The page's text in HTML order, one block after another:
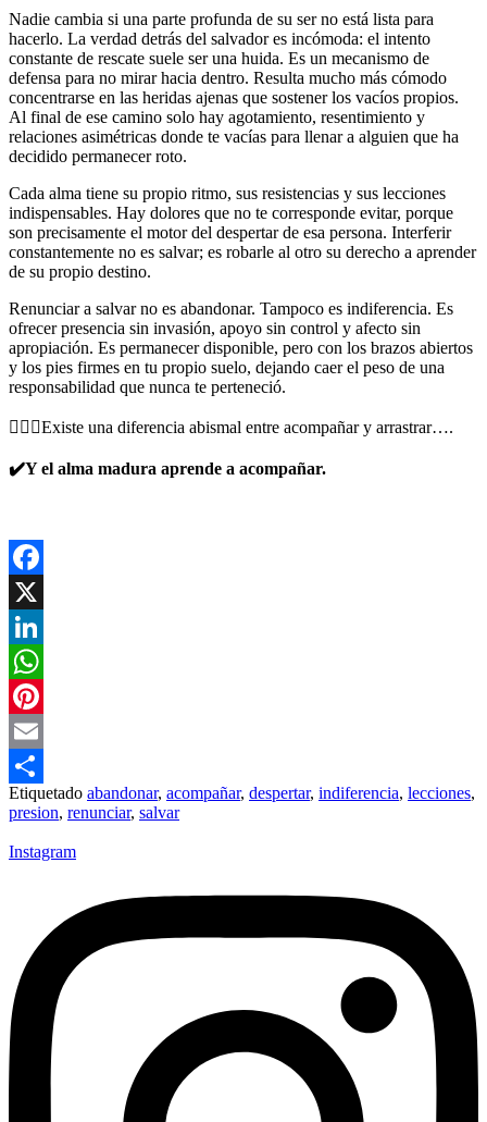
Nadie cambia si una parte profunda de su ser no está lista para
hacerlo. La verdad detrás del salvador es incómoda: el intento
constante de rescate suele ser una huida. Es un mecanismo de
defensa para no mirar hacia dentro. Resulta mucho más cómodo
concentrarse en las heridas ajenas que sostener los vacíos propios.
Al final de ese camino solo hay agotamiento, resentimiento y
relaciones asimétricas donde te vacías para llenar a alguien que ha
decidido permanecer roto.
Cada alma tiene su propio ritmo, sus resistencias y sus lecciones
indispensables. Hay dolores que no te corresponde evitar, porque
son precisamente el motor del despertar de esa persona. Interferir
constantemente no es salvar; es robarle al otro su derecho a aprender
de su propio destino.
Renunciar a salvar no es abandonar. Tampoco es indiferencia. Es
ofrecer presencia sin invasión, apoyo sin control y afecto sin
apropiación. Es permanecer disponible, pero con los brazos abiertos
y los pies firmes en tu propio suelo, dejando caer el peso de una
responsabilidad que nunca te perteneció.
🙆🏻‍♂️Existe una diferencia abismal entre acompañar y arrastrar….
✔️Y el alma madura aprende a acompañar.
Facebook
X
LinkedIn
WhatsApp
Pinterest
Email
Compartir
Etiquetado abandonar, acompañar, despertar, indiferencia, lecciones,
presion, renunciar, salvar
Instagram